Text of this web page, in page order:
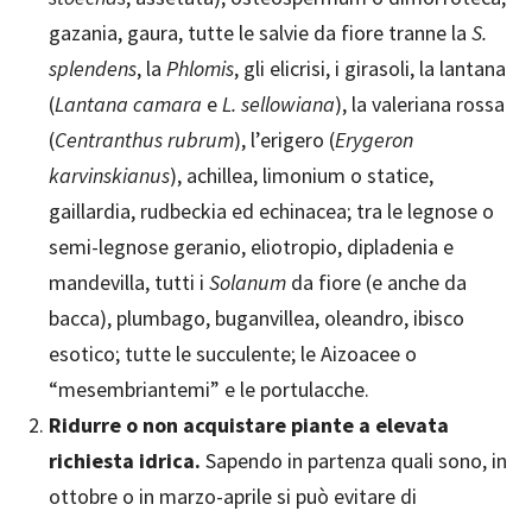
gazania, gaura, tutte le salvie da fiore tranne la S.
splendens, la Phlomis, gli elicrisi, i girasoli, la lantana
(Lantana camara eL. sellowiana), la valeriana rossa
(Centranthus rubrum), l’erigero (Erygeron
karvinskianus), achillea, limonium o statice,
gaillardia, rudbeckia ed echinacea; tra le legnose o
semi-legnose geranio, eliotropio, dipladenia e
mandevilla, tutti i Solanum da fiore (e anche da
bacca), plumbago, buganvillea, oleandro, ibisco
esotico; tutte le succulente; le Aizoacee o
“mesembriantemi” e le portulacche.
Ridurre o non acquistare piante a elevata
richiesta idrica. Sapendo in partenza quali sono, in
ottobre o in marzo-aprile si può evitare di